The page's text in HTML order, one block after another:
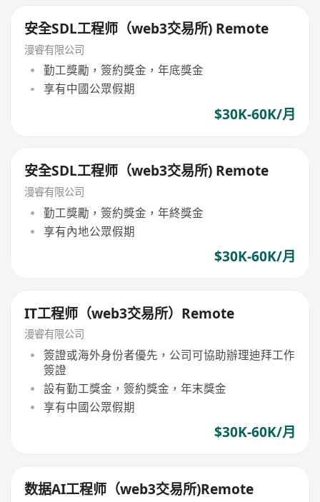
安全SDL工程师（web3交易所) Remote
漫睿有限公司
勤工獎勵，簽約獎金，年底獎金
享有中國公眾假期
$30K-60K/月
安全SDL工程师（web3交易所) Remote
漫睿有限公司
勤工獎勵，簽約獎金，年終獎金
享有內地公眾假期
$30K-60K/月
IT工程师（web3交易所）Remote
漫睿有限公司
簽證或海外身份者優先，公司可協助辦理迪拜工作
簽證
設有勤工獎金，簽約獎金，年末獎金
享有中國公眾假期
$30K-60K/月
数据AI工程师（web3交易所)Remote